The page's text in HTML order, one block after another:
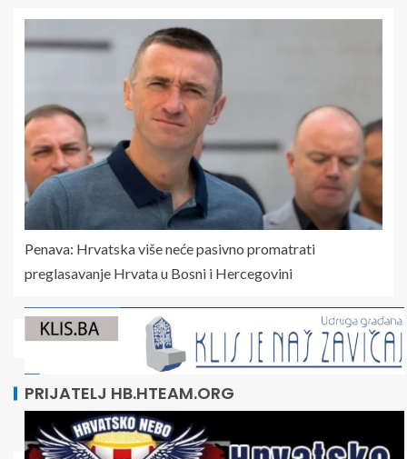
Penava: Hrvatska više neće pasivno promatrati
preglasavanje Hrvata u Bosni i Hercegovini
PRIJATELJ HB.HTEAM.ORG